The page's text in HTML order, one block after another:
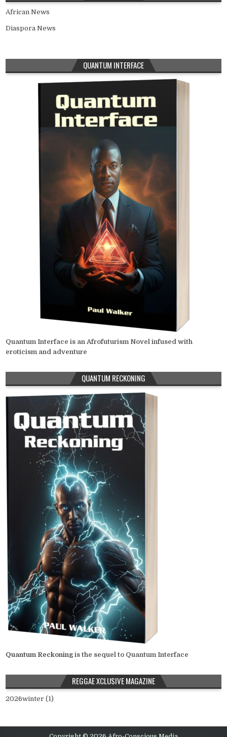
African News
Diaspora News
QUANTUM INTERFACE
Quantum Interface is an Afrofuturism Novel infused with
eroticism and adventure
QUANTUM RECKONING
Quantum Reckoning is the sequel to Quantum Interface
REGGAE XCLUSIVE MAGAZINE
2026winter (1)